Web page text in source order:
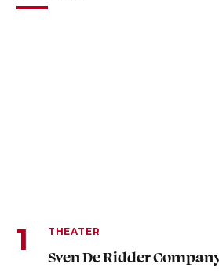
THEATER
Sven De Ridder